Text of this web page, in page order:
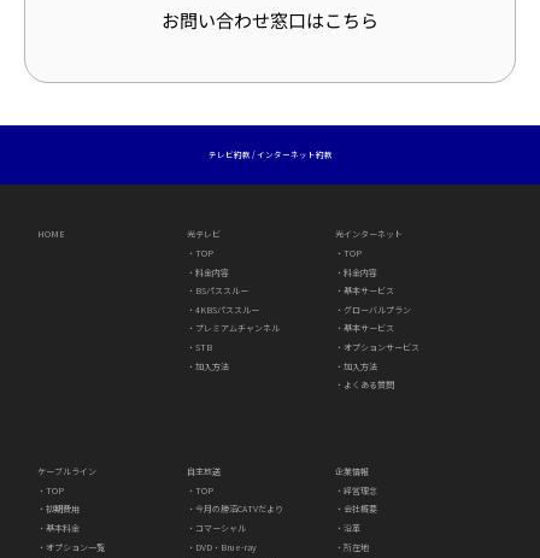
お問い合わせ窓口はこちら
テレビ約款 /インターネット約款
HOME
光テレビ
・TOP
・料金内容
・BSパススルー
・4KBSパススルー
・プレミアムチャンネル
・STB
・加入方法
光インターネット
・TOP
・料金内容
・基本サービス
・グローバルプラン
・基本サービス
・オプションサービス
・加入方法
・よくある質問
ケーブルライン
・TOP
・初期費用
・基本料金
・オプション一覧
自主放送
・TOP
・今月の勝沼CATVだより
・コマーシャル
・DVD・Brue-ray
企業情報
・経営理念
・会社概要
・沿革
・所在地